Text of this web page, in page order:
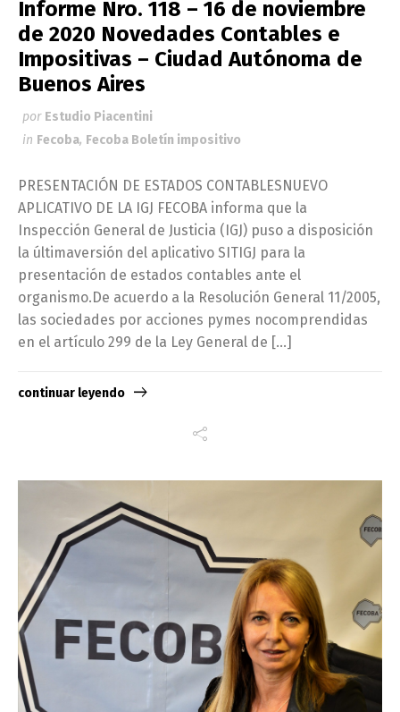
Informe Nro. 118 – 16 de noviembre
de 2020 Novedades Contables e
Impositivas – Ciudad Autónoma de
Buenos Aires
por Estudio Piacentini
in Fecoba, Fecoba Boletín impositivo
PRESENTACIÓN DE ESTADOS CONTABLESNUEVO
APLICATIVO DE LA IGJ FECOBA informa que la
Inspección General de Justicia (IGJ) puso a disposición
la últimaversión del aplicativo SITIGJ para la
presentación de estados contables ante el
organismo.De acuerdo a la Resolución General 11/2005,
las sociedades por acciones pymes nocomprendidas
en el artículo 299 de la Ley General de […]
continuar leyendo